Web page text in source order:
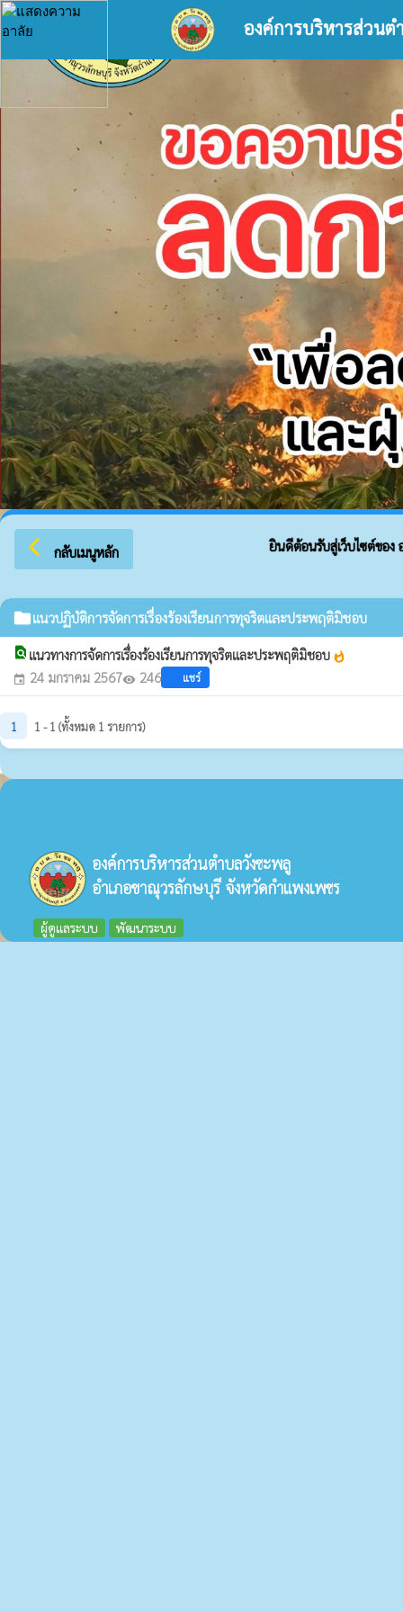
องค์การบริหารส่วน
arrow_back_ios กลับเมนูหลัก ยินดีต้อนรับสู่เว็บไซต์ของ อ
folderแนวปฏิบัติการจัดการเรื่องร้องเรียนการทุจริตและประพฤติมิชอบ
find_in_page แนวทางการจัดการเรื่องร้องเรียนการทุจริตและประพฤติมิชอบ whatshot
event 24 มกราคม 2567visibility 246 แชร์
1 1 - 1 (ทั้งหมด 1 รายการ)
องค์การบริหารส่วนตำบลวังชะพลู
อำเภอขาณุวรลักษบุรี จังหวัดกำแพงเพชร
ผู้ดูแลระบบ พัฒนาระบบ